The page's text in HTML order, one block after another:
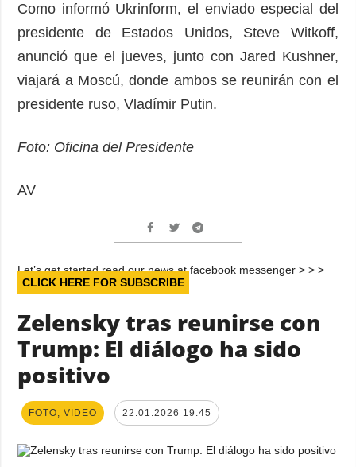
Como informó Ukrinform, el enviado especial del
presidente de Estados Unidos, Steve Witkoff,
anunció que el jueves, junto con Jared Kushner,
viajará a Moscú, donde ambos se reunirán con el
presidente ruso, Vladímir Putin.
Foto: Oficina del Presidente
AV
Let’s get started read our news at facebook messenger > > >
CLICK HERE FOR SUBSCRIBE
Zelensky tras reunirse con
Trump: El diálogo ha sido
positivo
FOTO, VIDEO 22.01.2026 19:45